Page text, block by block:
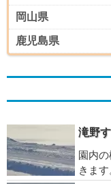
岡山県
鹿児島県
滝野
園内
きます